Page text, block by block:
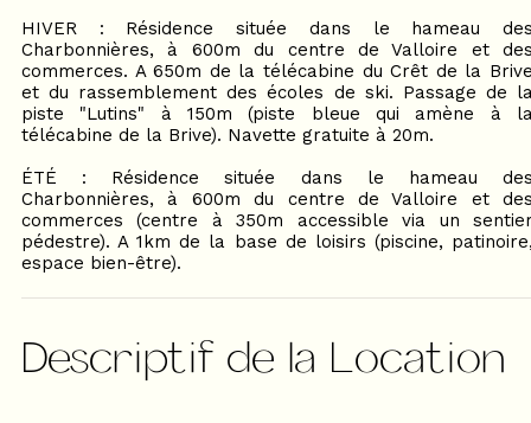
HIVER : Résidence située dans le hameau
Charbonnières, à 600m du centre de Valloire et
commerces. A 650m de la télécabine du Crêt de la
et du rassemblement des écoles de ski. Passage de
piste "Lutins" à 150m (piste bleue qui amène à
télécabine de la Brive). Navette gratuite à 20m.
ÉTÉ : Résidence située dans le hameau
Charbonnières, à 600m du centre de Valloire et
commerces (centre à 350m accessible via un
pédestre). A 1km de la base de loisirs (piscine,
espace bien-être).
Descriptif de la Location